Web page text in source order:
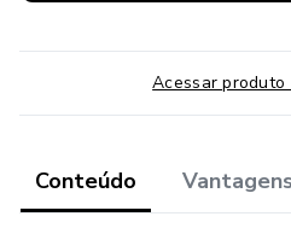
Acessar produto
Conteúdo